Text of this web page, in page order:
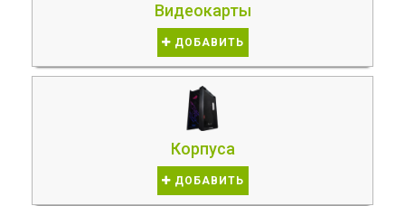
Видеокарты
ДОБАВИТЬ
Корпуса
ДОБАВИТЬ